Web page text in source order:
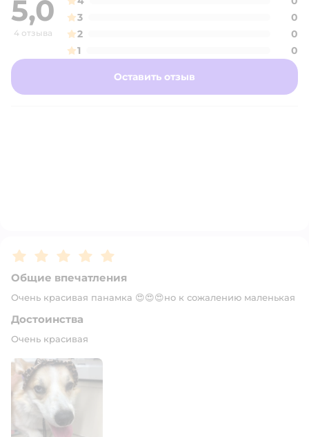
5,0
4 отзыва
3
0
2
0
1
0
Оставить отзыв
Рейтинг:5
Общие впечатления
Очень красивая панамка 😍😍😍но к сожалению маленькая
Достоинства
Очень красивая